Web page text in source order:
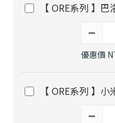
【 ORE系列 】
優惠價
【 ORE系列 】